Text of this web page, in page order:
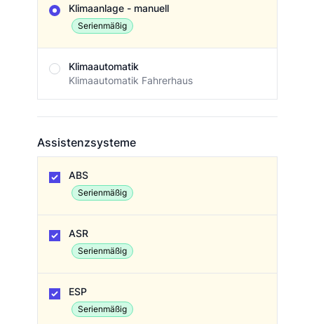
Klimaanlage - manuell
Serienmäßig
Klimaautomatik
Klimaautomatik Fahrerhaus
Assistenzsysteme
ABS
Serienmäßig
ASR
Serienmäßig
ESP
Serienmäßig